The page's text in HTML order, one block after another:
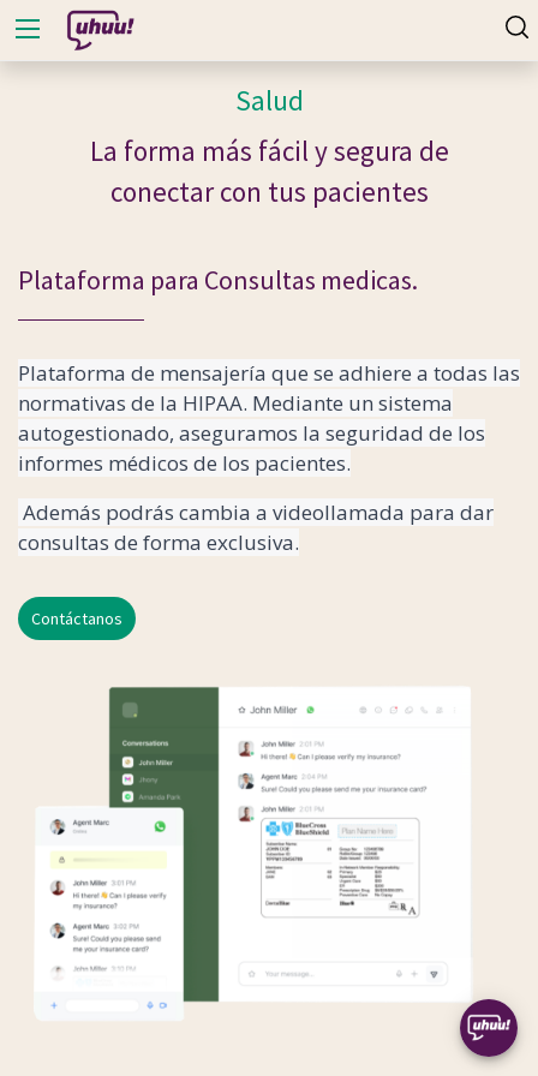
Salud
La forma más fácil ysegura de
conectarcon tus pacientes
Plataforma para Consultas medicas.
Plataforma de mensajería que se adhiere a todas las
normativas de la HIPAA. Mediante un sistema
autogestionado, aseguramos la seguridad de los
informes médicos de los pacientes.
Además podrás cambia a videollamada para dar
consultas de forma exclusiva.
Contáctanos